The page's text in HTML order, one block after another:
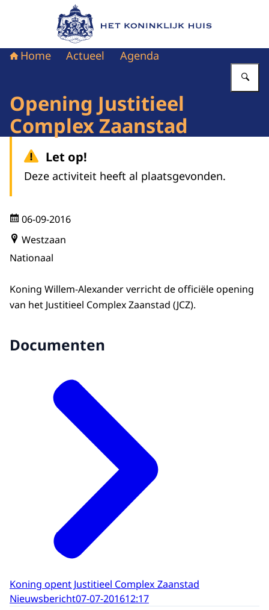
Naar de homepage van Het Koninklijk Huis
Home Actueel Agenda
Opening Justitieel
Complex Zaanstad
Let op!
Deze activiteit heeft al plaatsgevonden.
06-09-2016
Westzaan
Nationaal
Koning Willem-Alexander verricht de officiële opening
van het Justitieel Complex Zaanstad (JCZ).
Documenten
Koning opent Justitieel Complex Zaanstad
Nieuwsbericht07-07-201612:17